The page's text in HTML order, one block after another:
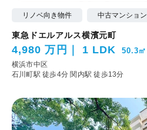
リノベ向き物件 中古マンション
東急ドエルアルス横濱元町
4,980 万円 1 LDK 50.3㎡
横浜市中区
石川町駅 徒歩4分 関内駅 徒歩13分